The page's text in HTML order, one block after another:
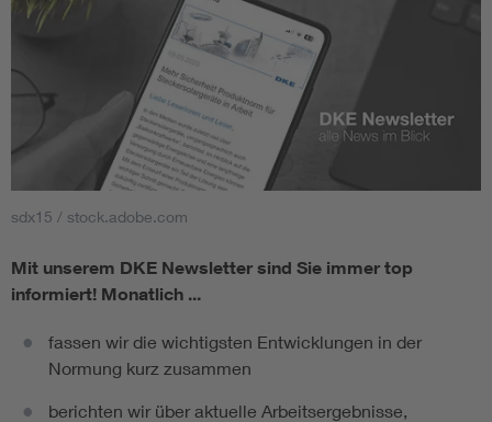
sdx15 / stock.adobe.com
Mit unserem DKE Newsletter sind Sie immer top
informiert! Monatlich ...
fassen wir die wichtigsten Entwicklungen in der
Normung kurz zusammen
berichten wir über aktuelle Arbeitsergebnisse,